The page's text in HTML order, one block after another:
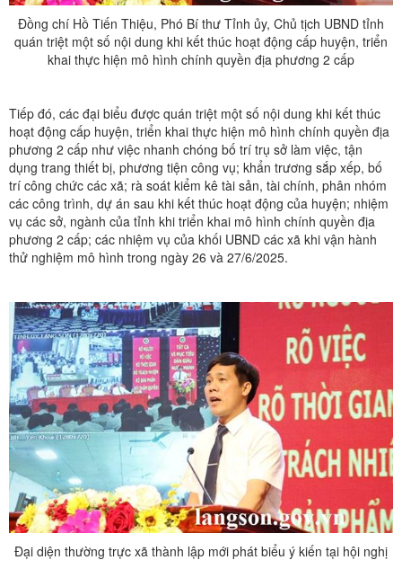
Đồng chí Hồ Tiến Thiệu, Phó Bí thư Tỉnh ủy, Chủ tịch UBND tỉnh
quán triệt một số nội dung khi kết thúc hoạt động cấp huyện, triển
khai thực hiện mô hình chính quyền địa phương 2 cấp
Tiếp đó, các đại biểu được quán triệt một số nội dung khi kết thúc
hoạt động cấp huyện, triển khai thực hiện mô hình chính quyền địa
phương 2 cấp như việc nhanh chóng bố trí trụ sở làm việc, tận
dụng trang thiết bị, phương tiện công vụ; khẩn trương sắp xếp, bố
trí công chức các xã; rà soát kiểm kê tài sản, tài chính, phân nhóm
các công trình, dự án sau khi kết thúc hoạt động của huyện; nhiệm
vụ các sở, ngành của tỉnh khi triển khai mô hình chính quyền địa
phương 2 cấp; các nhiệm vụ của khối UBND các xã khi vận hành
thử nghiệm mô hình trong ngày 26 và 27/6/2025.
Đại diện thường trực xã thành lập mới phát biểu ý kiến tại hội nghị